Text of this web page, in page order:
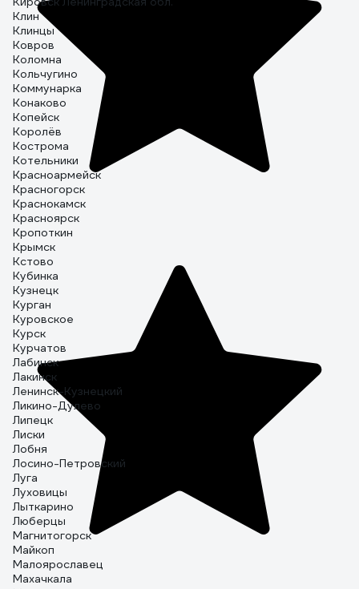
Клин
Клинцы
Ковров
Коломна
Кольчугино
Коммунарка
Конаково
Копейск
Королёв
Кострома
Котельники
Красноармейск
Красногорск
Краснокамск
Красноярск
Кропоткин
Крымск
Кстово
Кубинка
Кузнецк
Курган
Куровское
Курск
Курчатов
Лабинск
Лакинск
Ленинск-Кузнецкий
Ликино-Дулево
Липецк
Лиски
Лобня
Лосино-Петровский
Луга
Луховицы
Лыткарино
Люберцы
Магнитогорск
Майкоп
Малоярославец
Махачкала